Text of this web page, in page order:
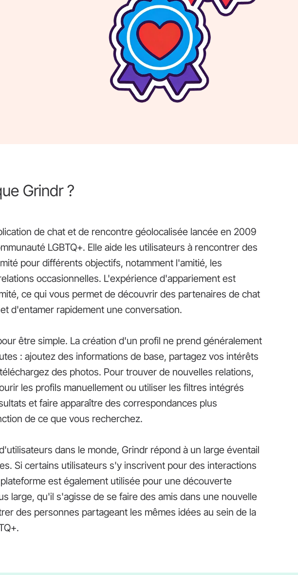
Grindr ?
de chat et de rencontre géolocalisée lancée en 2009
LGBTQ+. Elle aide les utilisateurs à rencontrer des
pour différents objectifs, notamment l'amitié, les
occasionnelles. L'expérience d'appariement est
ce qui vous permet de découvrir des partenaires de chat
d'entamer rapidement une conversation.
être simple. La création d'un profil ne prend généralement
: ajoutez des informations de base, partagez vos intérêts
des photos. Pour trouver de nouvelles relations,
les profils manuellement ou utiliser les filtres intégrés
et faire apparaître des correspondances plus
de ce que vous recherchez.
dans le monde, Grindr répond à un large éventail
Si certains utilisateurs s'y inscrivent pour des interactions
est également utilisée pour une découverte
large, qu'il s'agisse de se faire des amis dans une nouvelle
des personnes partageant les mêmes idées au sein de la